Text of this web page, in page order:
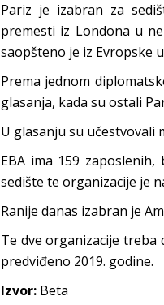
Pariz je izabran za
premesti iz Londona u
saopšteno je iz Evropske
Prema jednom
glasanja, kada su ostali
U glasanju su učestvovali
EBA ima 159
sedište te organizacije je
Ranije danas izabran je
Te dve organizacije
predviđeno 2019. godine.
Izvor: Beta